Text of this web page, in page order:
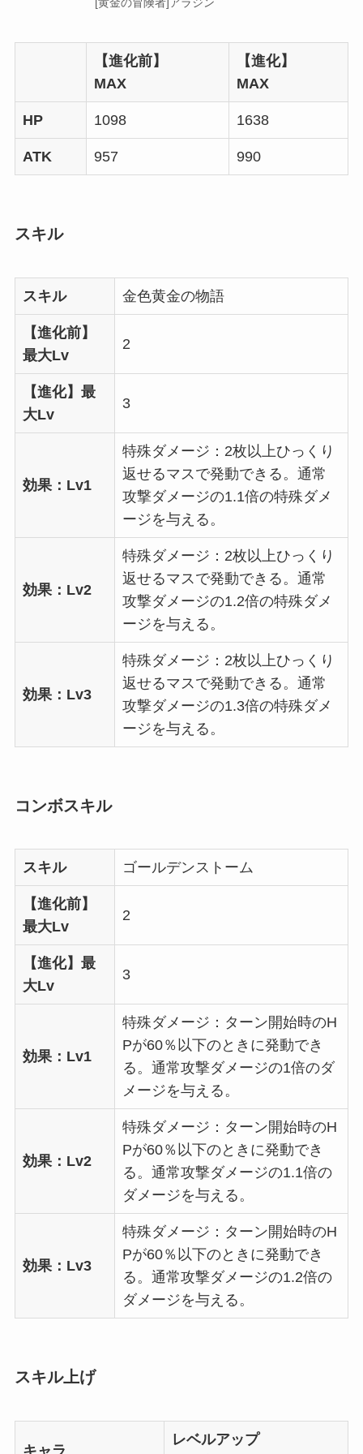
【進化前】
MAX
【進化】
MAX
HP 1098 1638
ATK 957 990
スキル
スキル 金色黄金の物語
【進化前】
最大Lv
2
【進化】最
大Lv
3
効果：Lv1
特殊ダメージ：2枚以上ひっくり
返せるマスで発動できる。通常
攻撃ダメージの1.1倍の特殊ダメ
ージを与える。
効果：Lv2
特殊ダメージ：2枚以上ひっくり
返せるマスで発動できる。通常
攻撃ダメージの1.2倍の特殊ダメ
ージを与える。
効果：Lv3
特殊ダメージ：2枚以上ひっくり
返せるマスで発動できる。通常
攻撃ダメージの1.3倍の特殊ダメ
ージを与える。
コンボスキル
スキル ゴールデンストーム
【進化前】
最大Lv
2
【進化】最
大Lv
3
効果：Lv1
特殊ダメージ：ターン開始時のH
Pが60％以下のときに発動でき
る。通常攻撃ダメージの1倍のダ
メージを与える。
効果：Lv2
特殊ダメージ：ターン開始時のH
Pが60％以下のときに発動でき
る。通常攻撃ダメージの1.1倍の
ダメージを与える。
効果：Lv3
特殊ダメージ：ターン開始時のH
Pが60％以下のときに発動でき
る。通常攻撃ダメージの1.2倍の
ダメージを与える。
スキル上げ
キャラ
レベルアップ